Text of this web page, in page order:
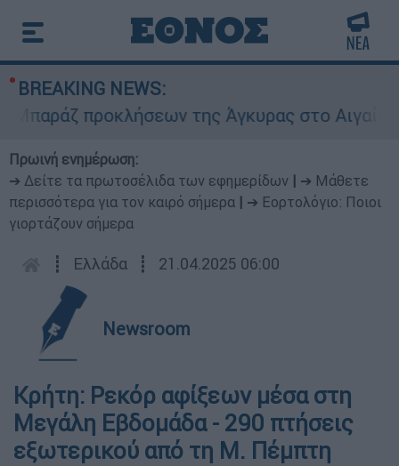
BREAKING NEWS:
προκλήσεων της Άγκυρας στο Αιγαίο:
Πρωινή ενημέρωση:
➔ Δείτε τα πρωτοσέλιδα των εφημερίδων
➔ Μάθετε
περισσότερα για τον καιρό σήμερα
➔ Εορτολόγιο: Ποιοι
γιορτάζουν σήμερα
┋ Ελλάδα ┋ 21.04.2025 06:00
Newsroom
Κρήτη: Ρεκόρ αφίξεων μέσα στη
Μεγάλη Εβδομάδα - 290 πτήσεις
εξωτερικού από τη Μ. Πέμπτη